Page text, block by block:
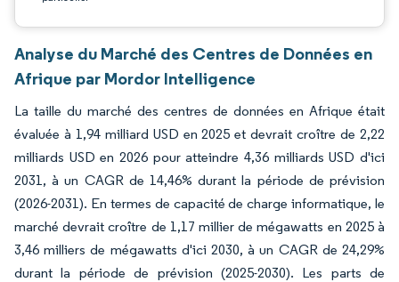
Analyse du Marché des Centres de Données en
Afrique par Mordor Intelligence
La taille du marché des centres de données en Afrique était
évaluée à 1,94 milliard USD en 2025 et devrait croître de 2,22
milliards USD en 2026 pour atteindre 4,36 milliards USD d'ici
2031, à un CAGR de 14,46% durant la période de prévision
(2026-2031). En termes de capacité de charge informatique, le
marché devrait croître de 1,17 millier de mégawatts en 2025 à
3,46 milliers de mégawatts d'ici 2030, à un CAGR de 24,29%
durant la période de prévision (2025-2030). Les parts de